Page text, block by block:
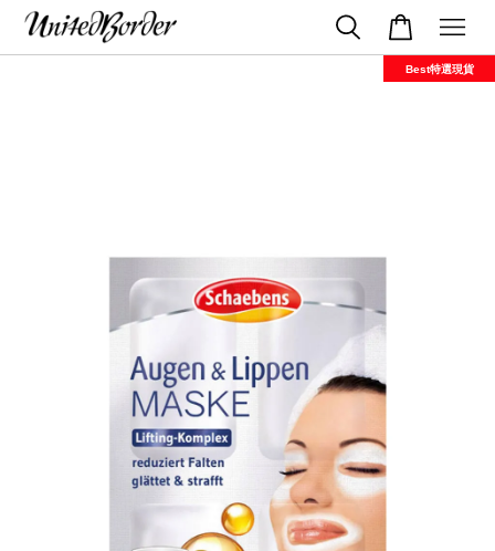
Best特選現貨